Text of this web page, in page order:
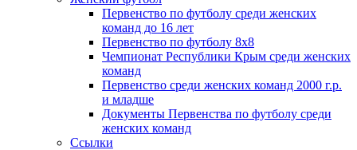
Первенство по футболу среди женских
команд до 16 лет
Первенство по футболу 8х8
Чемпионат Республики Крым среди женских
команд
Первенство среди женских команд 2000 г.р.
и младше
Документы Первенства по футболу среди
женских команд
Ссылки